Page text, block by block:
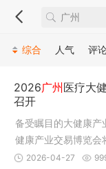
综合 人气 评
2026广州 医疗大
召开
备受瞩目的大健康
健康产业交易博览
重召开。本次健博会
2026-04-27